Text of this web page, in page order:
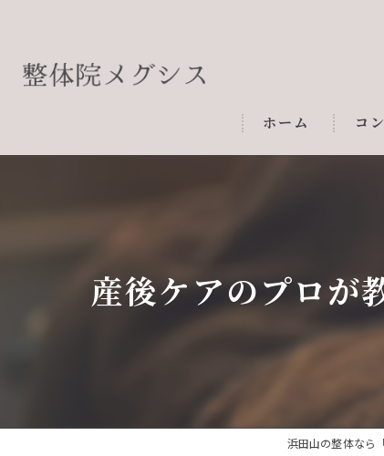
ホーム コ
産後ケアのプロが
浜田山の整体なら